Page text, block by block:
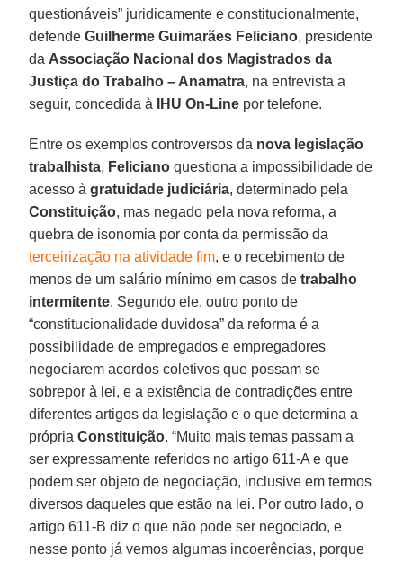
questionáveis” juridicamente e constitucionalmente,
defendeGuilherme Guimarães Feliciano, presidente
da Associação Nacional dos Magistrados da
Justiça do Trabalho – Anamatra, na entrevista a
seguir, concedida à
IHU On-Line por telefone.
Entre os exemplos controversos da nova legislação
trabalhista, Feliciano questiona a impossibilidade de
acesso àgratuidade judiciária, determinado pela
Constituição, mas negado pela nova reforma, a
quebra de isonomia por conta da permissão da
terceirização na atividade fim, e o recebimento de
menos de um salário mínimo em casos de trabalho
intermitente. Segundo ele, outro ponto de
“constitucionalidade duvidosa” da reforma é a
possibilidade de empregados e empregadores
negociarem acordos coletivos que possam se
sobrepor à lei, e a existência de contradições entre
diferentes artigos da legislação e o que determina a
própriaConstituição. “Muito mais temas passam a
ser expressamente referidos no artigo 611-A e que
podem ser objeto de negociação, inclusive em termos
diversos daqueles que estão na lei. Por outro lado, o
artigo 611-B diz o que não pode ser negociado, e
nesse ponto já vemos algumas incoerências, porque